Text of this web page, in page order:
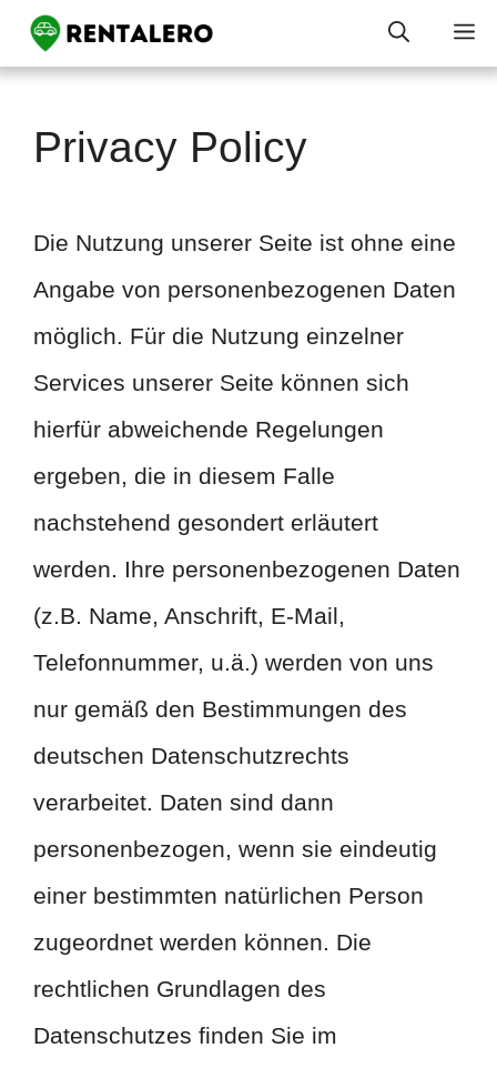
Skip
to
Privacy Policy
Die Nutzung unserer Seite ist ohne eine
Angabe von personenbezogenen Daten
möglich. Für die Nutzung einzelner
Services unserer Seite können sich
hierfür abweichende Regelungen
ergeben, die in diesem Falle
nachstehend gesondert erläutert
werden. Ihre personenbezogenen Daten
(z.B. Name, Anschrift, E-Mail,
Telefonnummer, u.ä.) werden von uns
nur gemäß den Bestimmungen des
deutschen Datenschutzrechts
verarbeitet. Daten sind dann
personenbezogen, wenn sie eindeutig
einer bestimmten natürlichen Person
zugeordnet werden können. Die
rechtlichen Grundlagen des
Datenschutzes finden Sie im